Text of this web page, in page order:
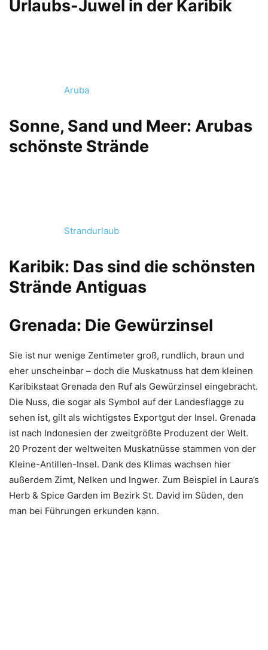
Urlaubs-Juwel in der Karibik
Aruba
Sonne, Sand und Meer: Arubas
schönste Strände
Strandurlaub
Karibik: Das sind die schönsten
Strände Antiguas
Grenada: Die Gewürzinsel
Sie ist nur wenige Zentimeter groß, rundlich, braun und
eher unscheinbar – doch die Muskatnuss hat dem kleinen
Karibikstaat Grenada den Ruf als Gewürzinsel eingebracht.
Die Nuss, die sogar als Symbol auf der Landesflagge zu
sehen ist, gilt als wichtigstes Exportgut der Insel. Grenada
ist nach Indonesien der zweitgrößte Produzent der Welt.
20 Prozent der weltweiten Muskatnüsse stammen von der
Kleine-Antillen-Insel. Dank des Klimas wachsen hier
außerdem Zimt, Nelken und Ingwer. Zum Beispiel in Laura’s
Herb & Spice Garden im Bezirk St. David im Süden, den
man bei Führungen erkunden kann.